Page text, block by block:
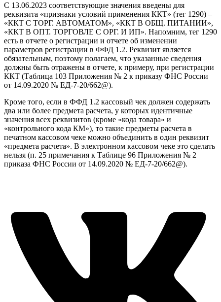
С 13.06.2023 соответствующие значения введены для
реквизита «признаки условий применения ККТ» (тег 1290) –
«ККТ С ТОРГ. АВТОМАТОМ», «ККТ В ОБЩ. ПИТАНИИ»,
«ККТ В ОПТ. ТОРГОВЛЕ С ОРГ. И ИП». Напомним, тег 1290
есть в отчете о регистрации и отчете об изменении
параметров регистрации в ФФД 1.2. Реквизит является
обязательным, поэтому полагаем, что указанные сведения
должны быть отражены в отчете, к примеру, при регистрации
ККТ (Таблица 103 Приложения № 2 к приказу ФНС России
от 14.09.2020 № ЕД-7-20/662@).
Кроме того, если в ФФД 1.2 кассовый чек должен содержать
два или более предмета расчета, у которых идентичные
значения всех реквизитов (кроме «кода товара» и
«контрольного кода КМ»), то такие предметы расчета в
печатном кассовом чеке можно объединить в один реквизит
«предмета расчета». В электронном кассовом чеке это сделать
нельзя (п. 25 примечания к Таблице 96 Приложения № 2
приказа ФНС России от 14.09.2020 № ЕД-7-20/662@).